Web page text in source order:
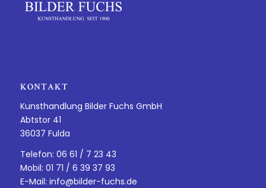
KONTAKT
Kunsthandlung Bilder Fuchs GmbH
Abtstor 41
36037 Fulda
Telefon: 06 61 / 7 23 43
Mobil: 01 71 / 6 39 37 93
E-Mail: info@bilder-fuchs.de